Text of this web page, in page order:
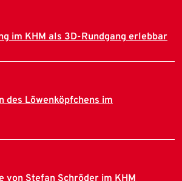
im KHM als 3D-Rundgang erlebbar
des Löwenköpfchens im
von Stefan Schröder im KHM